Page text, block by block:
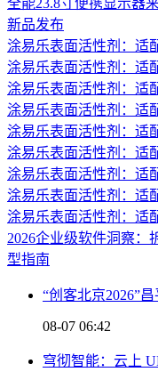
新品发布
涂易乐表面活性剂：适
涂易乐表面活性剂：适
涂易乐表面活性剂：适
涂易乐表面活性剂：适
涂易乐表面活性剂：适
涂易乐表面活性剂：适
涂易乐表面活性剂：适
涂易乐表面活性剂：适
涂易乐表面活性剂：适
2026企业级软件洞察：
型指南
“创客北京2026”
08-07 06:42
穹彻智能：云上